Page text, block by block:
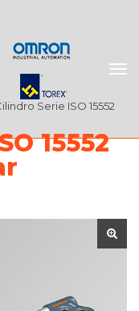
Serie ISO 15552
15552